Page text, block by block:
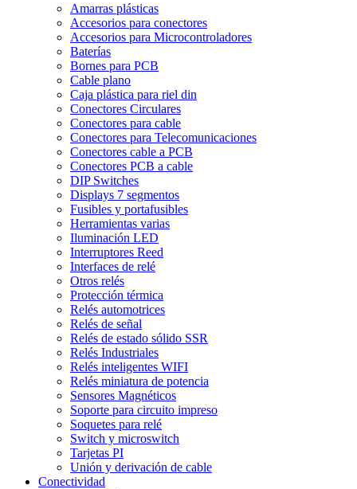
Amarras plásticas
Accesorios para conectores
Accesorios para Microcontroladores
Baterías
Bornes para PCB
Cable plano
Caja plástica para riel din
Conectores Circulares
Conectores para cable
Conectores para Telecomunicaciones
Conectores cable a PCB
Conectores PCB a cable
DIP Switches
Displays 7 segmentos
Fusibles y portafusibles
Herramientas varias
Iluminación LED
Interruptores Reed
Interfaces de relé
Otros relés
Protección térmica
Relés automotrices
Relés de señal
Relés de estado sólido SSR
Relés Industriales
Relés inteligentes WIFI
Relés miniatura de potencia
Sensores Magnéticos
Soporte para circuito impreso
Soquetes para relé
Switch y microswitch
Tarjetas PI
Unión y derivación de cable
Conectividad